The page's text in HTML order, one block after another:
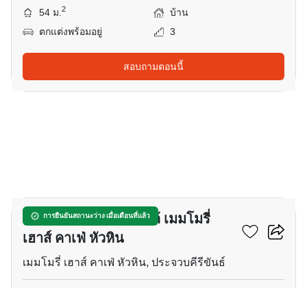
54 ม.2
บ้าน
ตกแต่งพร้อมอยู่
3
สอบถามตอนนี้
การยืนยันสถานะว่าง เมื่อเดือนที่แล้ว
คอนโด 1-ห้องนอน ใกล้ เมมโมรี่
เฮาส์ คาเฟ่ หัวหิน
เมมโมรี่ เฮาส์ คาเฟ่ หัวหิน, ประจวบคีรีขันธ์